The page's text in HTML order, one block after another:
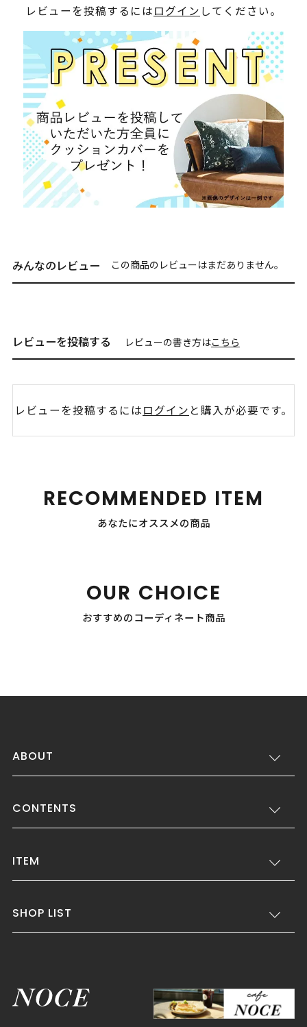
レビューを投稿するにはログイン してください。
みんなのレビュー この商品のレビューはまだありません。
レビューを投稿する レビューの書き方はこちら
レビューを投稿するにはログイン と購入が必要です。
RECOMMENDED ITEM
あなたにオススメの商品
OUR CHOICE
おすすめのコーディネート商品
ABOUT
CONTENTS
ITEM
SHOP LIST